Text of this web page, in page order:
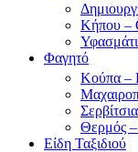
Κήπου –
Φαγητό
Κούπα –
Σερβίτσια
Θερμός –
Είδη Ταξιδιού